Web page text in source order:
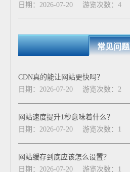
日期：2026-07-20
游览次数：4
常见问题
CDN真的能让网站更快吗？
日期：2026-07-20
游览次数：2
网站速度提升1秒意味着什么？
日期：2026-07-20
游览次数：1
网站缓存到底应该怎么设置？
日期：2026-07-20
游览次数：1